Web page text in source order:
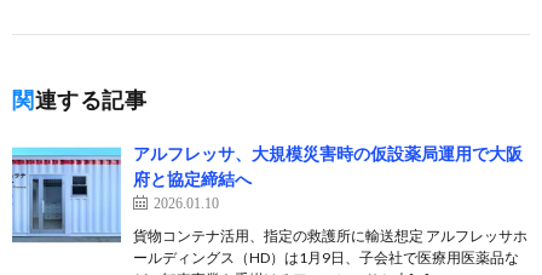
関連する記事
アルフレッサ、大規模災害時の仮設薬局運用で大阪
府と協定締結へ
2026.01.10
貨物コンテナ活用、指定の救護所に輸送想定 アルフレッサホ
ールディングス（HD）は1月9日、子会社で医療用医薬品な